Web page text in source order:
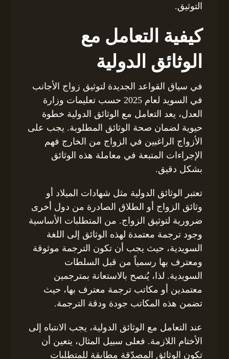
التوثيق.
كيفية التعامل مع
الوثائق الدولية
في سياق القواعد الجديدة لتوثيق زواج الأجانب
في السويد لعام 2025 حسب تعليمات وزارة
العدل، يعد التعامل مع الوثائق الدولية خطوة
حيوية لضمان صحة الوثائق المطلوبة. يجب على
الأزواج الراغبين في الزواج من الخارج فهم
الإجراءات المتبعة في معاملة هذه الوثائق
بشكل دقيق.
تعتبر الوثائق الدولية مثل شهادات الميلاد أو
وثائق الزواج أو الطلاق الصادرة من دول أخرى
ضرورية لتوثيق الزواج. من المتطلبات الأساسية
وجود ترجمة معتمدة لهذه الوثائق إلى اللغة
السويدية، حيث يجب أن تكون الترجمة موثوقة
ومعترف بها رسمياً من قبل السلطات
السويدية. لذا، يُنصح بالاستعانة بمترجمين
معتمدين أو مكاتب ترجمة معترف بها، حيث
تضمن هذه المكاتب جودة ودقة الترجمة.
عند التعامل مع الوثائق الدولية، يجب الانتباه إلى
الأختام اللازمة. فعلى سبيل المثال، يتعين أن
تكون الوثائق المصدّقة مطابقة للمتطلبات